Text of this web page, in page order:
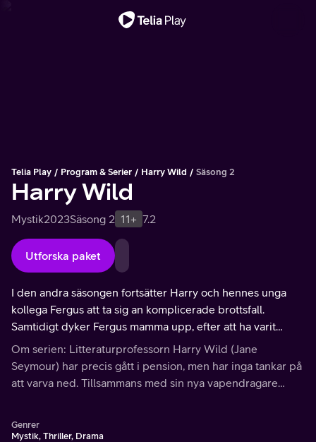
Telia Play Program & Serier Harry Wild Säsong 2
Harry Wild
Mystik2023Säsong 2 11+ 7.2
Utforska paket
I den andra säsongen fortsätter Harry och hennes unga
kollega Fergus att ta sig an komplicerade brottsfall.
Samtidigt dyker Fergus mamma upp, efter att ha varit
borta i flera år och plötsligt behöver ett nytt mysterium
lösas. Kan han lita på henne?
Om serien: Litteraturprofessorn Harry Wild (Jane
Seymour) har precis gått i pension, men har inga tankar på
att varva ned. Tillsammans med sin nya vapendragare
Genrer
Mystik, Thriller, Drama